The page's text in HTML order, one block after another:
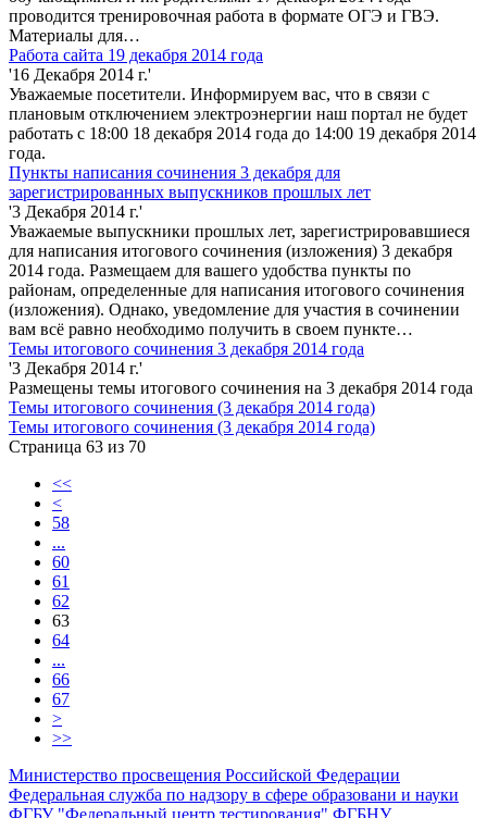
проводится тренировочная работа в формате ОГЭ и ГВЭ.
Материалы для…
Работа сайта 19 декабря 2014 года
'16 Декабря 2014 г.'
Уважаемые посетители. Информируем вас, что в связи с
плановым отключением электроэнергии наш портал не будет
работать с 18:00 18 декабря 2014 года до 14:00 19 декабря 2014
года.
Пункты написания сочинения 3 декабря для
зарегистрированных выпускников прошлых лет
'3 Декабря 2014 г.'
Уважаемые выпускники прошлых лет, зарегистрировавшиеся
для написания итогового сочинения (изложения) 3 декабря
2014 года. Размещаем для вашего удобства пункты по
районам, определенные для написания итогового сочинения
(изложения). Однако, уведомление для участия в сочинении
вам всё равно необходимо получить в своем пункте…
Темы итогового сочинения 3 декабря 2014 года
'3 Декабря 2014 г.'
Размещены темы итогового сочинения на 3 декабря 2014 года
Темы итогового сочинения (3 декабря 2014 года)
Темы итогового сочинения (3 декабря 2014 года)
Страница 63 из 70
<<
<
58
...
60
61
62
63
64
...
66
67
>
>>
Министерство просвещения Российской Федерации
Федеральная служба по надзору в сфере образовани и науки